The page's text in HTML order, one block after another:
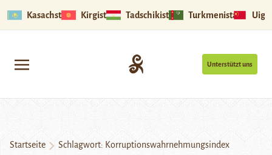
Kasachstan Kirgistan Tadschikistan Turkmenistan
Unterstützt uns
Startseite Schlagwort: Korruptionswahrnehmungsindex